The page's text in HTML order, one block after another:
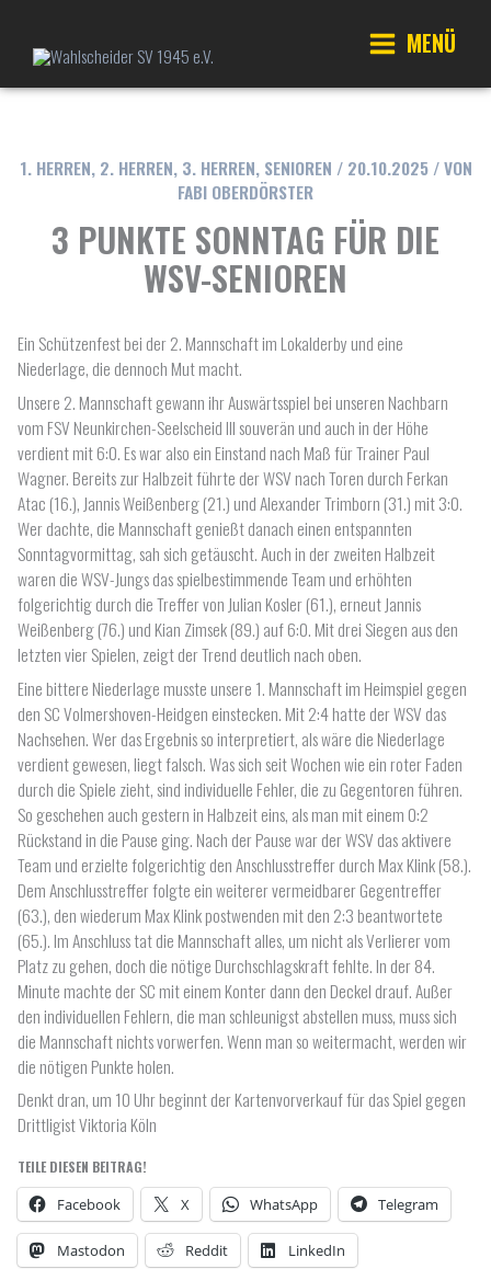
springen
Main
MENÜ
1. HERREN, 2. HERREN, 3. HERREN, SENIOREN / 20.10.2025 / VON
FABI OBERDÖRSTER
3 PUNKTE SONNTAG FÜR DIE
WSV-SENIOREN
Ein Schützenfest bei der 2. Mannschaft im Lokalderby und eine
Niederlage, die dennoch Mut macht.
Unsere 2. Mannschaft gewann ihr Auswärtsspiel bei unseren Nachbarn
vom FSV Neunkirchen-Seelscheid III souverän und auch in der Höhe
verdient mit 6:0. Es war also ein Einstand nach Maß für Trainer Paul
Wagner. Bereits zur Halbzeit führte der WSV nach Toren durch Ferkan
Atac (16.), Jannis Weißenberg (21.) und Alexander Trimborn (31.) mit 3:0.
Wer dachte, die Mannschaft genießt danach einen entspannten
Sonntagvormittag, sah sich getäuscht. Auch in der zweiten Halbzeit
waren die WSV-Jungs das spielbestimmende Team und erhöhten
folgerichtig durch die Treffer von Julian Kosler (61.), erneut Jannis
Weißenberg (76.) und Kian Zimsek (89.) auf 6:0. Mit drei Siegen aus den
letzten vier Spielen, zeigt der Trend deutlich nach oben.
Eine bittere Niederlage musste unsere 1. Mannschaft im Heimspiel gegen
den SC Volmershoven-Heidgen einstecken. Mit 2:4 hatte der WSV das
Nachsehen. Wer das Ergebnis so interpretiert, als wäre die Niederlage
verdient gewesen, liegt falsch. Was sich seit Wochen wie ein roter Faden
durch die Spiele zieht, sind individuelle Fehler, die zu Gegentoren führen.
So geschehen auch gestern in Halbzeit eins, als man mit einem 0:2
Rückstand in die Pause ging. Nach der Pause war der WSV das aktivere
Team und erzielte folgerichtig den Anschlusstreffer durch Max Klink (58.).
Dem Anschlusstreffer folgte ein weiterer vermeidbarer Gegentreffer
(63.), den wiederum Max Klink postwenden mit den 2:3 beantwortete
(65.). Im Anschluss tat die Mannschaft alles, um nicht als Verlierer vom
Platz zu gehen, doch die nötige Durchschlagskraft fehlte. In der 84.
Minute machte der SC mit einem Konter dann den Deckel drauf. Außer
den individuellen Fehlern, die man schleunigst abstellen muss, muss sich
die Mannschaft nichts vorwerfen. Wenn man so weitermacht, werden wir
die nötigen Punkte holen.
Denkt dran, um 10 Uhr beginnt der Kartenvorverkauf für das Spiel gegen
Drittligist Viktoria Köln
TEILE DIESEN BEITRAG!
Facebook X WhatsApp Telegram
Mastodon Reddit LinkedIn